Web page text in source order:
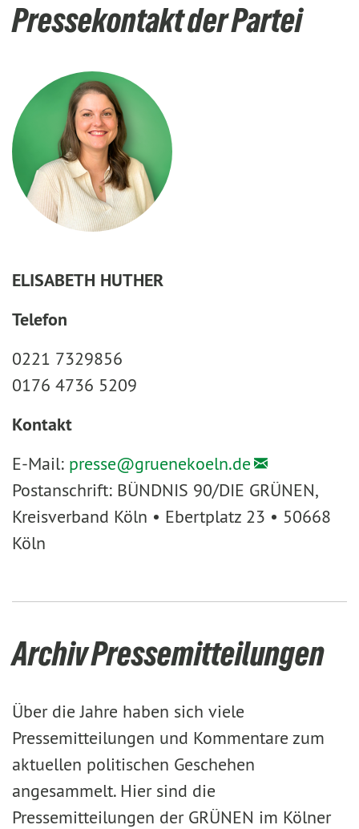
Pressekontakt der Partei
ELISABETH HUTHER
Telefon
0221 7329856
0176 4736 5209
Kontakt
E-Mail: presse@gruenekoeln.de
Postanschrift: BÜNDNIS 90/DIE GRÜNEN,
Kreisverband Köln • Ebertplatz 23 • 50668
Köln
Archiv Pressemitteilungen
Über die Jahre haben sich viele
Pressemitteilungen und Kommentare zum
aktuellen politischen Geschehen
angesammelt. Hier sind die
Pressemitteilungen der GRÜNEN im Kölner